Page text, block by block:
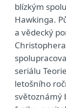
blízkým
Hawkinga.
a vědecký
seriálu
letošního
světoznámý